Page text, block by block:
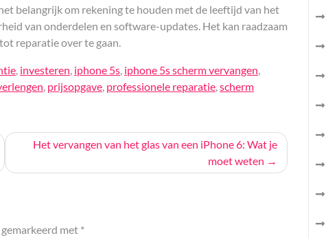
belangrijk om rekening te houden met de leeftijd van het
van onderdelen en software-updates. Het kan raadzaam
reparatie over te gaan.
, investeren, iphone 5s, iphone 5s scherm vervangen,
, prijsopgave, professionele reparatie,scherm
Het vervangen van het glas van een iPhone 6: Wat je
moet weten
met *